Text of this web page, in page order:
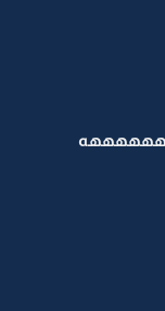
هههههههه